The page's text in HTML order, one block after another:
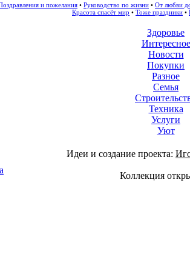
и пожелания • Руководство по жизни • От любви
Красота спасёт мир • Тоже праздники •
Здоровье
Интересное
Новости
Покупки
Разное
Семья
Техника
Услуги
Уют
Идеи и создание проекта:
Коллекция